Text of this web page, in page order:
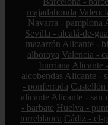
majadahonda
Navarra - pamplona
Sevilla - alcalá-de-
mazarrón Alicante -
alboraya Valencia -
burriana Alicante
alcobendas Alicante -
- ponferrada Castellón
alicante Alicante -
- barbate Huelva -
torreblanca Cádiz - el-